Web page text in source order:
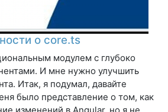
о core.ts
модулем с глубоко
И мне нужно улучшить
Итак, я подумал, давайте
было представление о том, как